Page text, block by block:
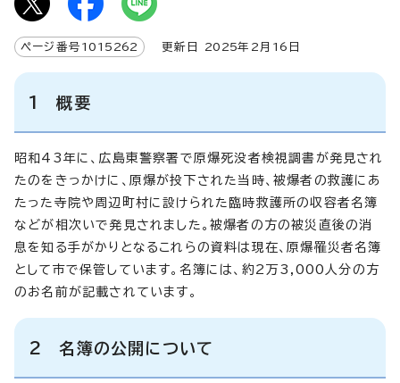
ページ番号 1015262 更新日 2025年2月 16 日
1 概要
昭和43年に、広島東警察署で原爆死没者検視調書が発見され
たのをきっかけに、原爆が投下された当時、被爆者の救護にあ
たった寺院や周辺町村に設けられた臨時救護所の収容者名簿
などが相次いで発見されました。被爆者の方の被災直後の消
息を知る手がかりとなるこれらの資料は現在、原爆罹災者名簿
として市で保管しています。名簿には、約2万3,000人分の方
のお名前が記載されています。
2 名簿の公開について